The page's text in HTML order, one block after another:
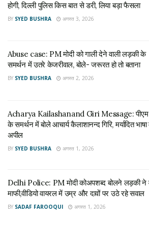
बजट में कई कदम हैं। पिछले 7 वर्षों में लिए गए
को लगातार बढ़ा रहे हैं। 7-8 साल पहले भारत
RELATED NEWS
No FIR: पीएम को गालियां देने
Abuse case: PM मोदी को
अगस्त 2, 2026
भारत जैसे देश में कोई क्षेत्र पिछड़ा रहे, कोई
नहीं है। इसलिए हमने आकांक्षी जिला अभियान शुरु
गरीब की शिक्षा, स्वास्थ्य के लिए, बिजली पानी के
होगी, दिल्ली पुलिस किस बात से डरी, लिया बड़ा फैसला
BY SYED BUSHRA अगस्त 3, 2026
Abuse case: PM मोदी को गाली देने वाली लड़की के
समर्थन में उतरे केजरीवाल, बोले- जरूरत हो तो बताना
BY SYED BUSHRA अगस्त 2, 2026
Acharya Kailashanand Giri Message: पीएम
के समर्थन में बोले आचार्य कैलाशानन्द गिरि, मर्यादित
अपील
BY SYED BUSHRA अगस्त 1, 2026
Delhi Police: PM मोदी कोअपशब्द बोलने लड़की ने
माफी,वीडियो वायरल में उम्र और दावों पर उठे रहे सवाल
BY SADAF FAROOQUI अगस्त 1, 2026